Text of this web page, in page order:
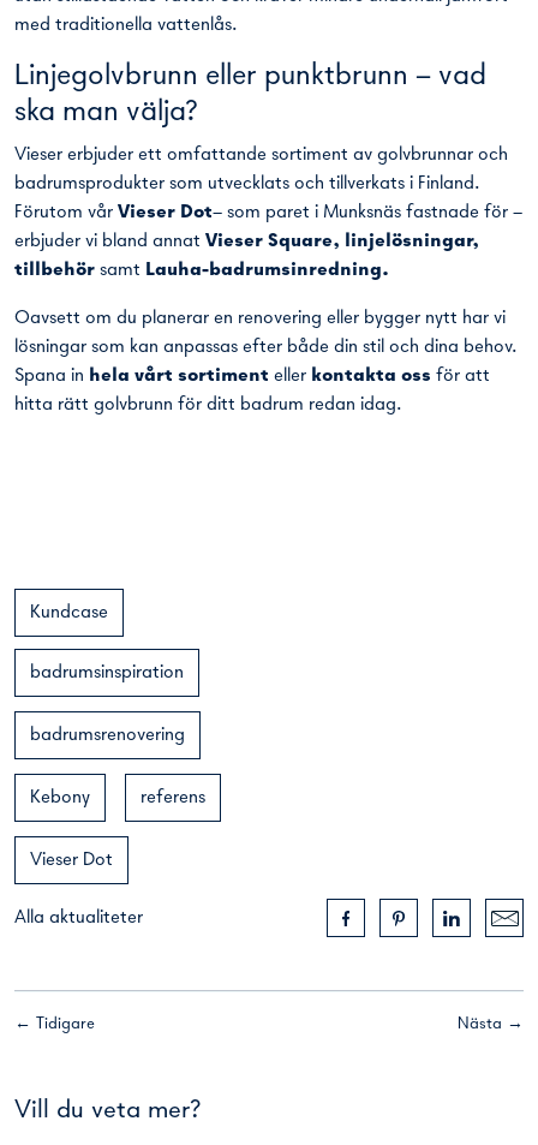
med traditionella vattenlås.
Linjegolvbrunn eller punktbrunn – vad
ska man välja?
Vieser erbjuder ett omfattande sortiment av golvbrunnar och
badrumsprodukter som utvecklats och tillverkats i Finland.
Förutom vår Vieser Dot– som paret i Munksnäs fastnade för –
erbjuder vi bland annat Vieser Square, linjelösningar,
tillbehör samt Lauha-badrumsinredning.
Oavsett om du planerar en renovering eller bygger nytt har vi
lösningar som kan anpassas efter både din stil och dina behov.
Spana in hela vårt sortiment eller kontakta oss för att
hitta rätt golvbrunn för ditt badrum redan idag.
Kundcase
badrumsinspiration
badrumsrenovering
Kebony referens
Vieser Dot
Alla aktualiteter
Nästa →
← Tidigare
Vill du veta mer?